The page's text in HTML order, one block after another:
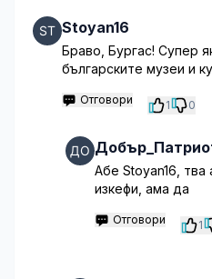
Stoyan16
Браво, Бургас! Супер
българските музеи и
Отговори 1 0
Абе Stoyan16, тва
изкефи, ама да
Отговори 1